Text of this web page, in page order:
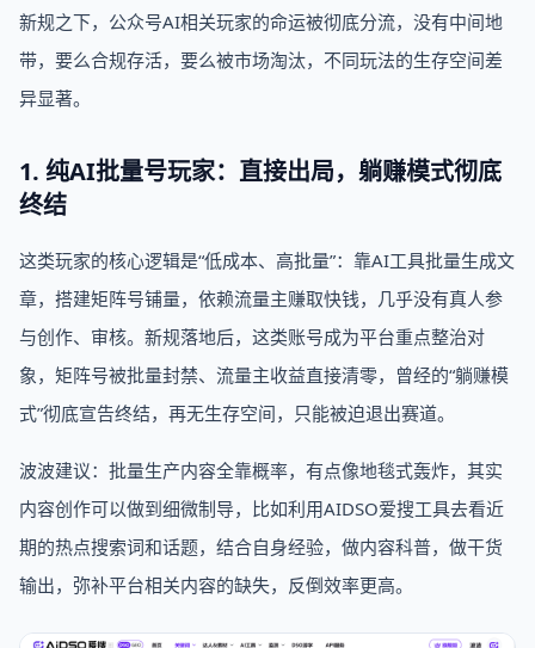
新规之下，公众号AI相关玩家的命运被彻底分流，没有中间地
带，要么合规存活，要么被市场淘汰，不同玩法的生存空间差
异显著。
1. 纯AI批量号玩家：直接出局，躺赚模式彻底
终结
这类玩家的核心逻辑是“低成本、高批量”：靠AI工具批量生成文
章，搭建矩阵号铺量，依赖流量主赚取快钱，几乎没有真人参
与创作、审核。新规落地后，这类账号成为平台重点整治对
象，矩阵号被批量封禁、流量主收益直接清零，曾经的“躺赚模
式”彻底宣告终结，再无生存空间，只能被迫退出赛道。
波波建议：批量生产内容全靠概率，有点像地毯式轰炸，其实
内容创作可以做到细微制导，比如利用AIDSO爱搜工具去看近
期的热点搜索词和话题，结合自身经验，做内容科普，做干货
输出，弥补平台相关内容的缺失，反倒效率更高。